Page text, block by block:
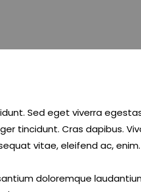
Sed eget viverra
tincidunt. Cras dapibus.
vitae, eleifend ac, enim.
doloremque